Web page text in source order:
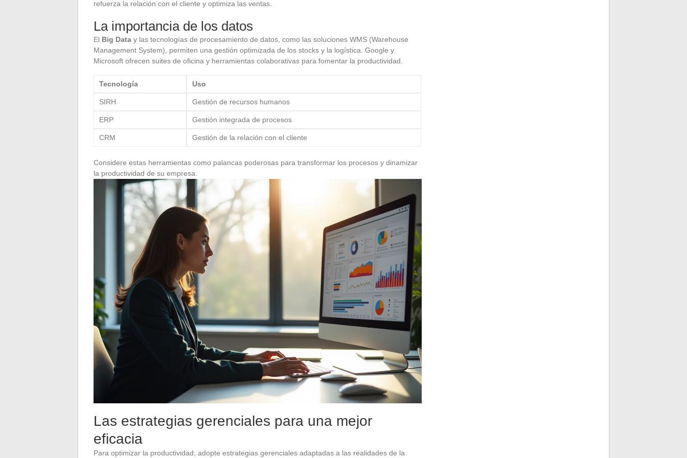
refuerza la relación con el cliente y optimiza las ventas.
La importancia de los datos
El Big Data y las tecnologías de procesamiento de datos, como las soluciones WMS (Warehouse
Management System), permiten una gestión optimizada de los stocks y la logística. Google y
Microsoft ofrecen suites de oficina y herramientas colaborativas para fomentar la productividad.
Tecnología Uso
SIRH Gestión de recursos humanos
ERP Gestión integrada de procesos
CRM Gestión de la relación con el cliente
Considere estas herramientas como palancas poderosas para transformar los procesos y dinamizar
la productividad de su empresa.
Las estrategias gerenciales para una mejor
eficacia
Para optimizar la productividad, adopte estrategias gerenciales adaptadas a las realidades de la